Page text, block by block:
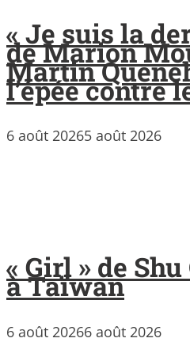
« Je suis la
de Marion
Martin
l’épée contre
6 août 20265 août 2026
« Girl » de
à Taïwan
6 août 20266 août 2026